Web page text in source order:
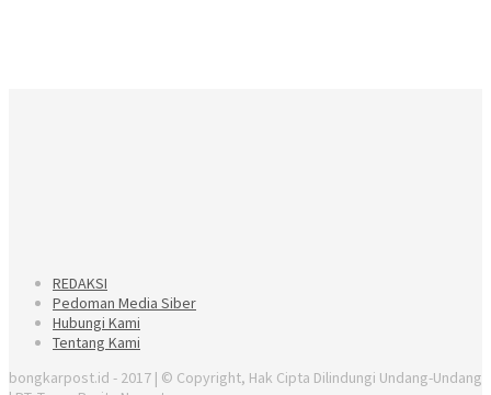
REDAKSI
Pedoman Media Siber
Hubungi Kami
Tentang Kami
bongkarpost.id - 2017 | © Copyright, Hak Cipta Dilindungi Undang-Undang